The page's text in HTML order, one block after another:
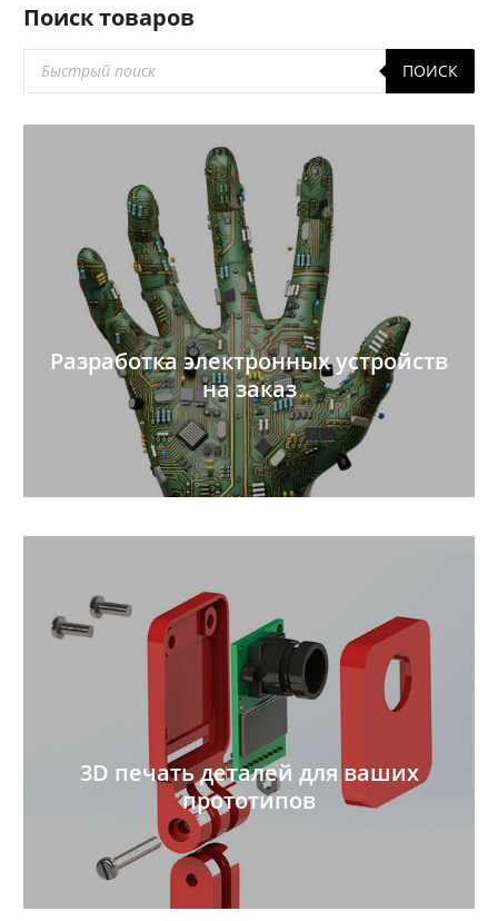
Поиск товаров
товаров
ПОИСК
Разработка электронных устройств
на заказ
3D печать деталей для ваших
прототипов